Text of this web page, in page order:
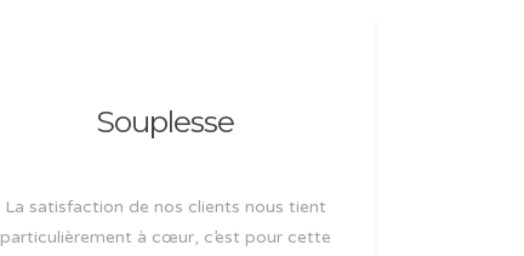
Souplesse
La satisfaction de nos clients nous tient
particulièrement à cœur, c’est pour cette